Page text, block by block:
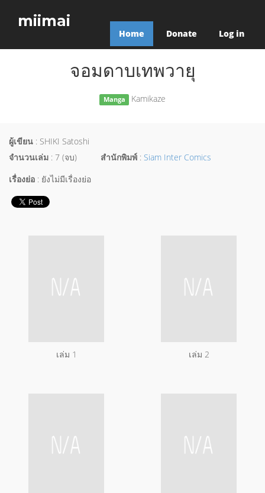
miimai
Home Donate Log in
จอมดาบเทพวายุ
Manga Kamikaze
ผู้เขียน : SHIKI Satoshi
จำนวนเล่ม : 7 (จบ) สำนักพิมพ์ : Siam Inter Comics
เรื่องย่อ : ยังไม่มีเรื่องย่อ
เล่ม 1 เล่ม 2